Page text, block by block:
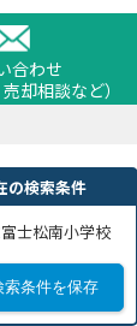
合わせ
却相談など）
の検索条件
士松南小学校
索条件を保存